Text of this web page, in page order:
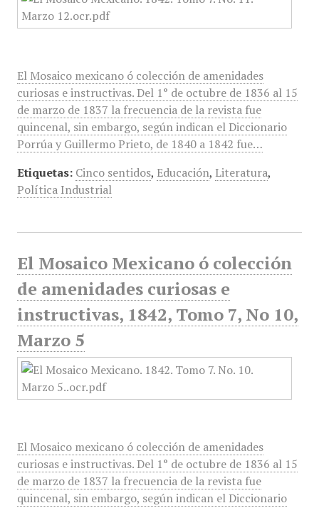
El Mosaico mexicano ó colección de amenidades
curiosas e instructivas. Del 1° de octubre de 1836 al 15
de marzo de 1837 la frecuencia de la revista fue
quincenal, sin embargo, según indican el Diccionario
Porrúa y Guillermo Prieto, de 1840 a 1842 fue…
Etiquetas: Cinco sentidos, Educación, Literatura,
Política Industrial
El Mosaico Mexicano ó colección
de amenidades curiosas e
instructivas, 1842, Tomo 7, No 10,
Marzo 5
El Mosaico mexicano ó colección de amenidades
curiosas e instructivas. Del 1° de octubre de 1836 al 15
de marzo de 1837 la frecuencia de la revista fue
quincenal, sin embargo, según indican el Diccionario